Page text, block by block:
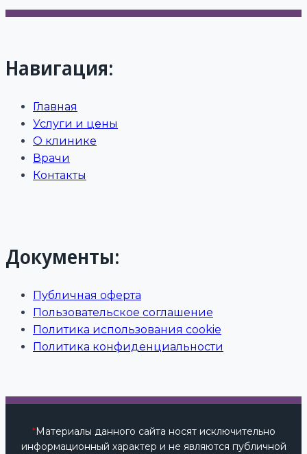
Навигация:
Главная
Услуги и цены
О клинике
Врачи
Контакты
Документы:
Публичная оферта
Пользовательское соглашение
Политика использования cookie
Политика конфиденциальности
*Материалы данного сайта носят исключительно
информационный характер и не являются публичной